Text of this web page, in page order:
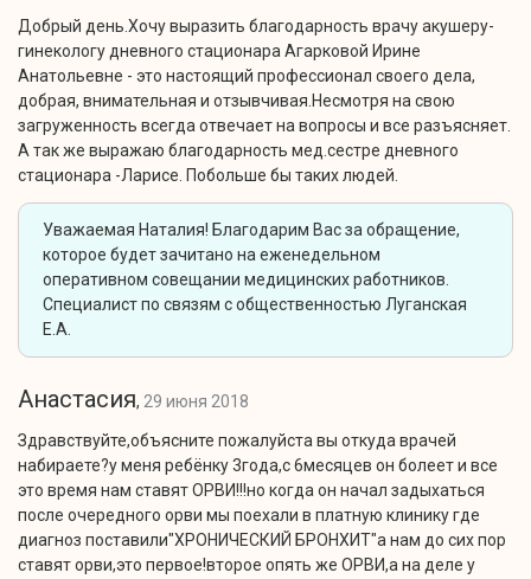
Добрый день.Хочу выразить благодарность врачу акушеру-
гинекологу дневного стационара Агарковой Ирине
Анатольевне - это настоящий профессионал своего дела,
добрая, внимательная и отзывчивая.Несмотря на свою
загруженность всегда отвечает на вопросы и все разъясняет.
А так же выражаю благодарность мед.сестре дневного
стационара -Ларисе. Побольше бы таких людей.
Уважаемая Наталия! Благодарим Вас за обращение,
которое будет зачитано на еженедельном
оперативном совещании медицинских работников.
Специалист по связям с общественностью Луганская
Е.А.
Анастасия, 29 июня 2018
Здравствуйте,объясните пожалуйста вы откуда врачей
набираете?у меня ребёнку 3года,с 6месяцев он болеет и все
это время нам ставят ОРВИ!!!но когда он начал задыхаться
после очередного орви мы поехали в платную клинику где
диагноз поставили"ХРОНИЧЕСКИЙ БРОНХИТ"а нам до сих пор
ставят орви,это первое!второе опять же ОРВИ,а на деле у